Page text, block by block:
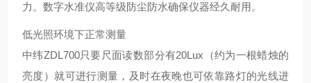
力。数字水准仪高等级防尘防水确保仪器经久耐用。
低光照环境下正常测量
中纬ZDL700只要尺面读数部分有20Lux（约为一根蜡烛的
亮度）就可进行测量，及时在夜晚也可依靠路灯的光线进